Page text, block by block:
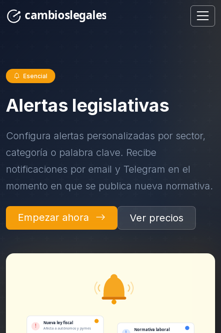
Esencial
Alertas legislativas
Configura alertas personalizadas por sector,
categoría o palabra clave. Recibe
notificaciones por email y Telegram en el
momento en que se publica nueva normativa.
Empezar ahora Ver precios